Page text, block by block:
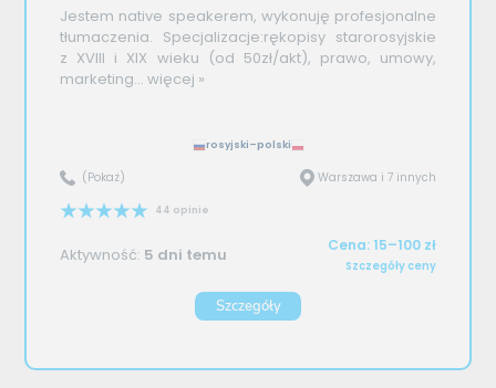
Jestem native speakerem, wykonuję profesjonalne
tłumaczenia. Specjalizacje:rękopisy starorosyjskie
z XVIII i XIX wieku (od 50zł/akt), prawo, umowy,
marketing... więcej »
rosyjski–polski
(Pokaż) Warszawa i 7 innych
44 opinie
Aktywność: 5 dni temu Cena: 15–100 zł
Szczegóły ceny
Szczegóły